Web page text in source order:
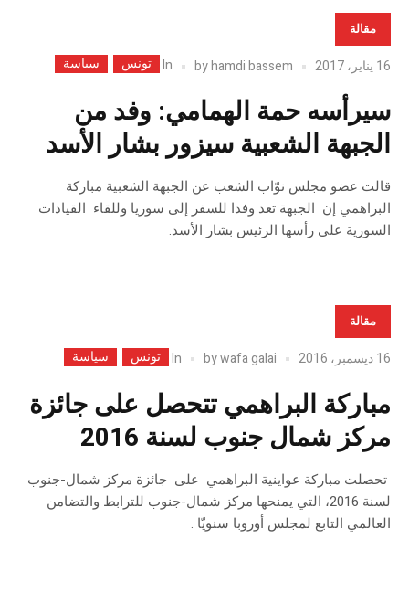
مقالة
16 يناير، 2017 byhamdi bassem
In تونس سياسة
سيرأسه حمة الهمامي: وفد من
الجبهة الشعبية سيزور بشار الأسد
قالت عضو مجلس نوّاب الشعب عن الجبهة الشعبية مباركة
البراهمي إن الجبهة تعد وفدا للسفر إلى سوريا وللقاء القيادات
السورية على رأسها الرئيس بشار الأسد.
مقالة
16 ديسمبر، 2016 bywafa galai
In تونس سياسة
مباركة البراهمي تتحصل على جائزة
مركز شمال جنوب لسنة 2016
تحصلت مباركة عواينية البراهمي على جائزة مركز شمال-جنوب
لسنة 2016، التي يمنحها مركز شمال-جنوب للترابط والتضامن
العالمي التابع لمجلس أوروبا سنويّا .